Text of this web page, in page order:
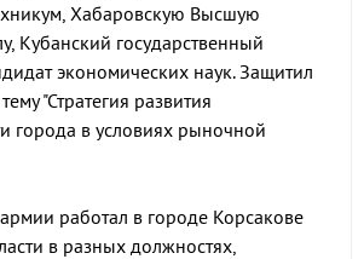
Хабаровскую Высшую
Кубанский государственный
экономических наук. Защитил
"Стратегия развития
города в условиях рыночной
работал в городе Корсакове
в разных должностях,